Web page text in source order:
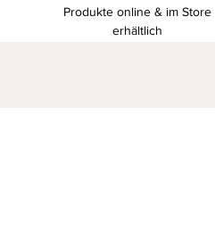
Produkte online & im Store
erhältlich